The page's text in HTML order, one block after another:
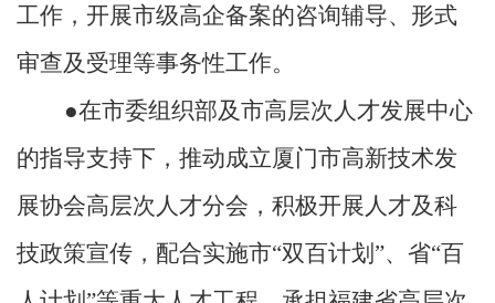
工作，开展市级高企备案的咨询辅导、形式
审查及受理等事务性工作。
●在市委组织部及市高层次人才发展中心
的指导支持下，推动成立厦门市高新技术发
展协会高层次人才分会，积极开展人才及科
技政策宣传，配合实施市“双百计划”、省“百